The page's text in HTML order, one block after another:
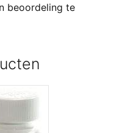
beoordeling te